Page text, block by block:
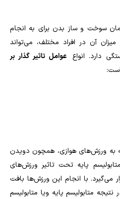
سوخت و ساز بدن برای به انجام
آن در افراد مختلف، می‌تواند
دارد. انواع عوامل تاثیر گذار بر
:
به ورزش‌های هوازی، همچون دویدن
پایه تحت تاثیر ورزش‌های
می‌گیرد. با انجام این ورزش‌ها بافت
متابولیسم پایه و‌یا متابولیسم